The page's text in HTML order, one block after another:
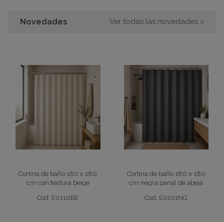
Novedades Ver todas las novedades >
Cortina de baño 180 x 180
cm con textura beige
Cortina baño 180x180 textura beige
Cod. E0110BE
Cortina de baño 180 x 180
cm con textura beige
Cod. E0110BE
Cortina de baño 180 x 180
cm negra panal de abeja
Cortina baño 180x180 negra
Cod. E0101NG
Cortina de baño 180 x 180
cm negra panal de abeja
Cod. E0101NG